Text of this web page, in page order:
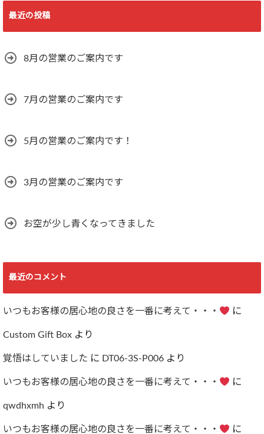
最近の投稿
8月の営業のご案内です
7月の営業のご案内です
5月の営業のご案内です！
3月の営業のご案内です
お空が少し青くなってきました
最近のコメント
いつもお客様の居心地の良さを一番に考えて・・・ に
Custom Gift Box より
覚悟はしていました に DT06-3S-P006 より
いつもお客様の居心地の良さを一番に考えて・・・ に
qwdhxmh より
いつもお客様の居心地の良さを一番に考えて・・・ に